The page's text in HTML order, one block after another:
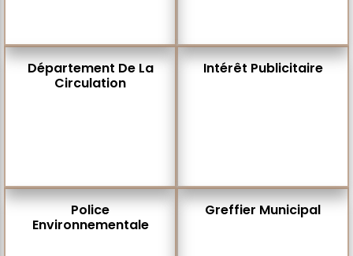
Intérêt Publicitaire
Département De La
Circulation
Greffier Municipal
Police
Environnementale